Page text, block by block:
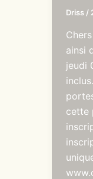
Driss /
ainsi
jeudi
cette